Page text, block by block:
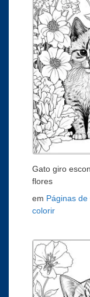
Gato giro
flores
em Páginas
colorir